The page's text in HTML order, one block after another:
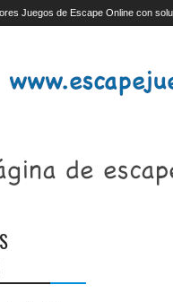
Juegos de Escape Online con